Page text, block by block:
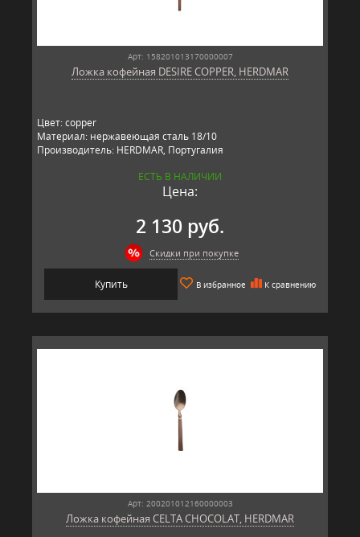
Арт: 158201013170000007
Ложка кофейная DESIRE COPPER, HERDMAR
Цвет: copper
Материал: нержавеющая сталь 18/10
Производитель: HERDMAR, Португалия
ЕСТЬ В НАЛИЧИИ
Цена:
2 130 руб.
Скидки при покупке
Купить В избранное К сравнению
Арт: 200201012160000003
Ложка кофейная CELTA CHOCOLAT, HERDMAR